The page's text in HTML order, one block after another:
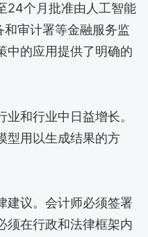
24个月批准由人工智能
和审计署等金融服务监
中的应用提供了明确的
和行业中日益增长。
型用以生成结果的方
建议。会计师必须签署
须在行政和法律框架内